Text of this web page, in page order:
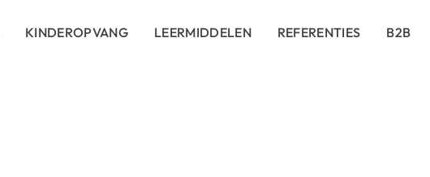
KINDEROPVANG LEERMIDDELEN REFERENTIES B2B